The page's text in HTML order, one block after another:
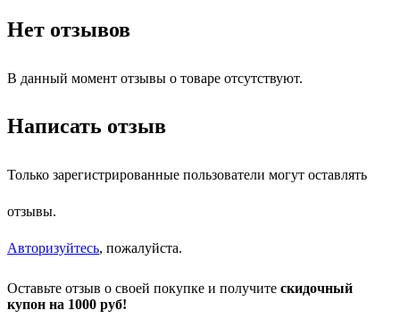
Нет отзывов
В данный момент отзывы о товаре отсутствуют.
Написать отзыв
Только зарегистрированные пользователи могут оставлять
отзывы.
Авторизуйтесь, пожалуйста.
Оставьте отзыв о своей покупке и получите скидочный
купон на 1000 руб!